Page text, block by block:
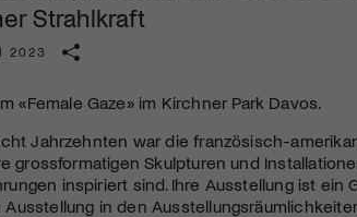
Strahlkraft
2023
«Female Gaze» im Kirchner Park Davos.
Jahrzehnten war die französisch-
grossformatigen Skulpturen und
inspiriert sind. Ihre Ausstellung ist ein
in den